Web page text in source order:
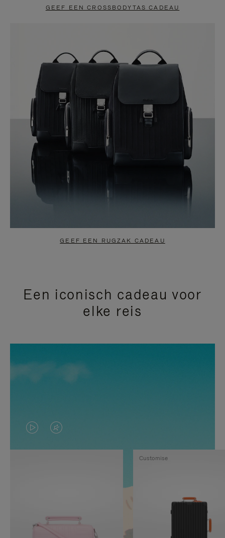
GEEF EEN CROSSBODYTAS CADEAU
GEEF EEN RUGZAK CADEAU
Een iconisch cadeau voor
elke reis
VIDEO
IS
GEPAUZEERD,
OP
HET
GELUID
Customise